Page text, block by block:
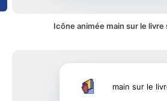
Icône animée main sur le livre
main sur le